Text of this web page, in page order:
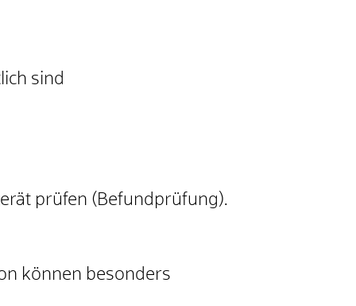
sind
prüfen (Befundprüfung).
können besonders